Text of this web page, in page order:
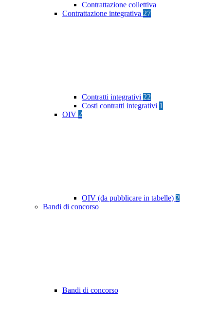
Contrattazione collettiva
Contrattazione integrativa 27
Contratti integrativi 22
Costi contratti integrativi 1
OIV 2
OIV (da pubblicare in tabelle) 2
Bandi di concorso
Bandi di concorso